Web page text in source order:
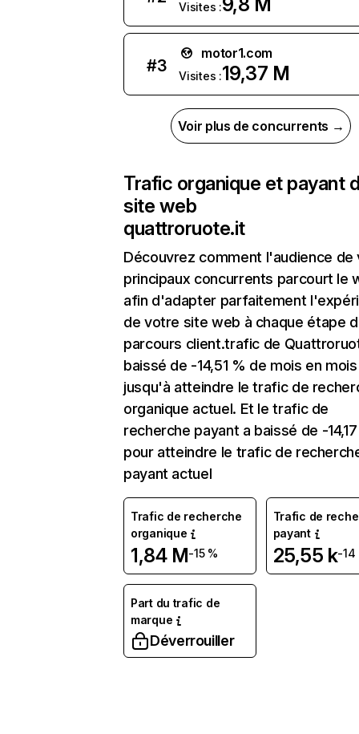
Visites :
#3
motor1.com
Visites :19,37 M
Voir plus de concurrents →
Trafic organique et payant
site web
quattroruote.it
Découvrez comment l'audience de
principaux concurrents parcourt le
afin d'adapter parfaitement
de votre site web à chaque étape
parcours client.trafic de
baissé de -14,51 % de mois en mois
jusqu'à atteindre le trafic de
organique actuel. Et le trafic de
recherche payant a baissé de -
pour atteindre le trafic de
payant actuel
Trafic de recherche
organique
1,84 M-15 %
Trafic de
payant
25,55 k-14
Part du trafic de
marque
Déverrouiller